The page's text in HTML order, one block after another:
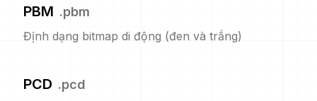
PBM .pbm
Định dạng bitmap di động (đen và trắng)
PCD .pcd